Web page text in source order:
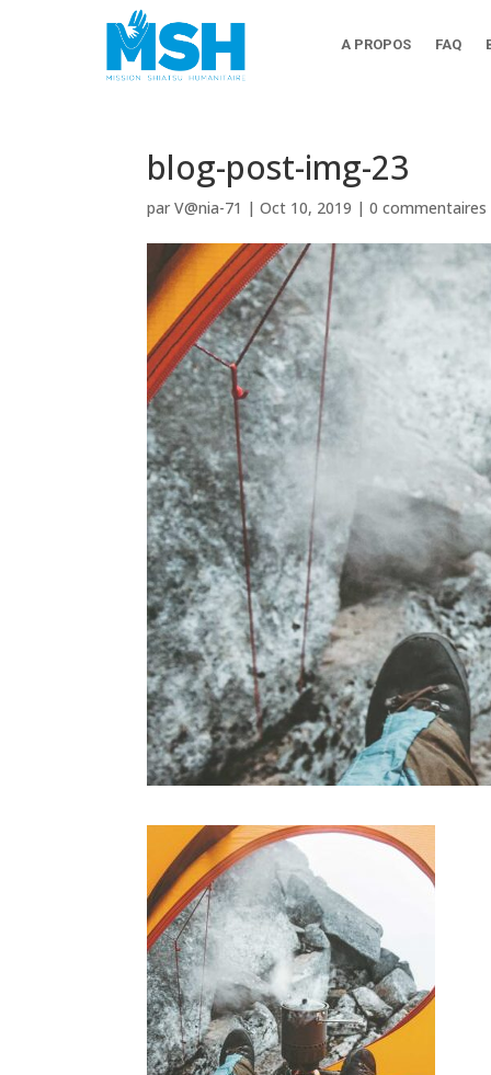
A PROPOS FAQ
blog-post-img-23
parV@nia-71 |Oct 10, 2019 |0 commentaires